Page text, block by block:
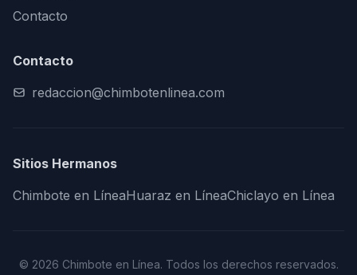
Contacto
Contacto
redaccion@chimbotenlinea.com
Sitios Hermanos
Chimbote en LíneaHuaraz en LíneaChiclayo en Línea
© 2026 Chimbote en Línea. Todos los derechos reservados.